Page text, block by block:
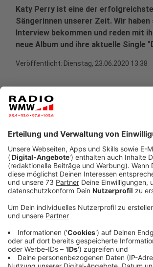
Katy Perry ist eine der
Sängerinnen unserer Zeit. Wir haben
Interview bekommen und reden mit
neue Album und ihre aktuelle Single
Veröffentlicht: Dienstag, 23.06.2020 13:38
Sängerin in einem Raum sitzen. Wir
noch mitten in der Coronakrise, aber
Videochat. Man sieht es sofort: Katy
Schwangerschaft! Den Bauch hat sie
gezeigt, aber dafür ihr super zufriedenes
lange kann das mit dem Baby auch nicht
oder um es in Katys Worten zu sagen:
pregnant!"
Und VERY aufgeregt. Am 14. August
schon ihr neues Album raus, dass ihre
"KP5" nennen, das wird nämlich Katy’s